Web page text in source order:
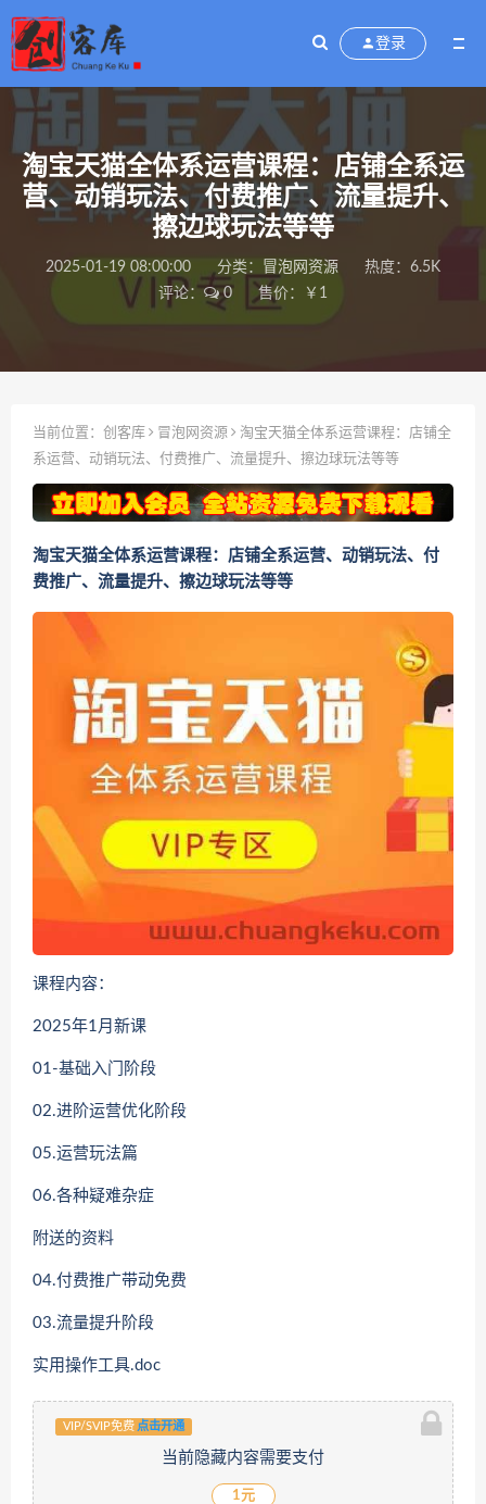
登录
淘宝天猫全体系运营课程：店铺全系运
营、动销玩法、付费推广、流量提升、
擦边球玩法等等
2025-01-19 08:00:00 分类： 冒泡网资源
热度：6.5K
评论：
0 售价：￥1
当前位置： 创客库 冒泡网资源
淘宝天猫全体系运营课程：店铺全
系运营、动销玩法、付费推广、流量提升、擦边球玩法等等
淘宝天猫全体系运营课程：店铺全系运营、动销玩法、付
费推广、流量提升、擦边球玩法等等
课程内容：
2025年1月新课
01-基础入门阶段
02.进阶运营优化阶段
05.运营玩法篇
06.各种疑难杂症
附送的资料
04.付费推广带动免费
03.流量提升阶段
实用操作工具.doc
VIP/SVIP免费 点击开通
当前隐藏内容需要支付
1元